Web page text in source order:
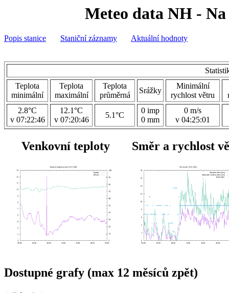
Meteo data NH - Na
Popis stanice Staniční záznamy Aktuální hodnoty
Teplota
minimální
Teplota
maximální
Teplota
průměrná
Srážky
Minimální
rychlost větru
2.8°C
v 07:22:46
12.1°C
v 07:20:46
5.1°C
0 imp
0 mm
0 m/s
v 04:25:01
Venkovní teploty Směr a rychlost
Dostupné grafy (max 12 měsíců zpět)